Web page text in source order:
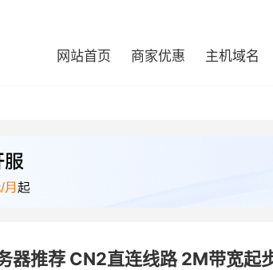
网站首页 商家优惠 主机域名
器推荐 CN2直连线路 2M带宽起